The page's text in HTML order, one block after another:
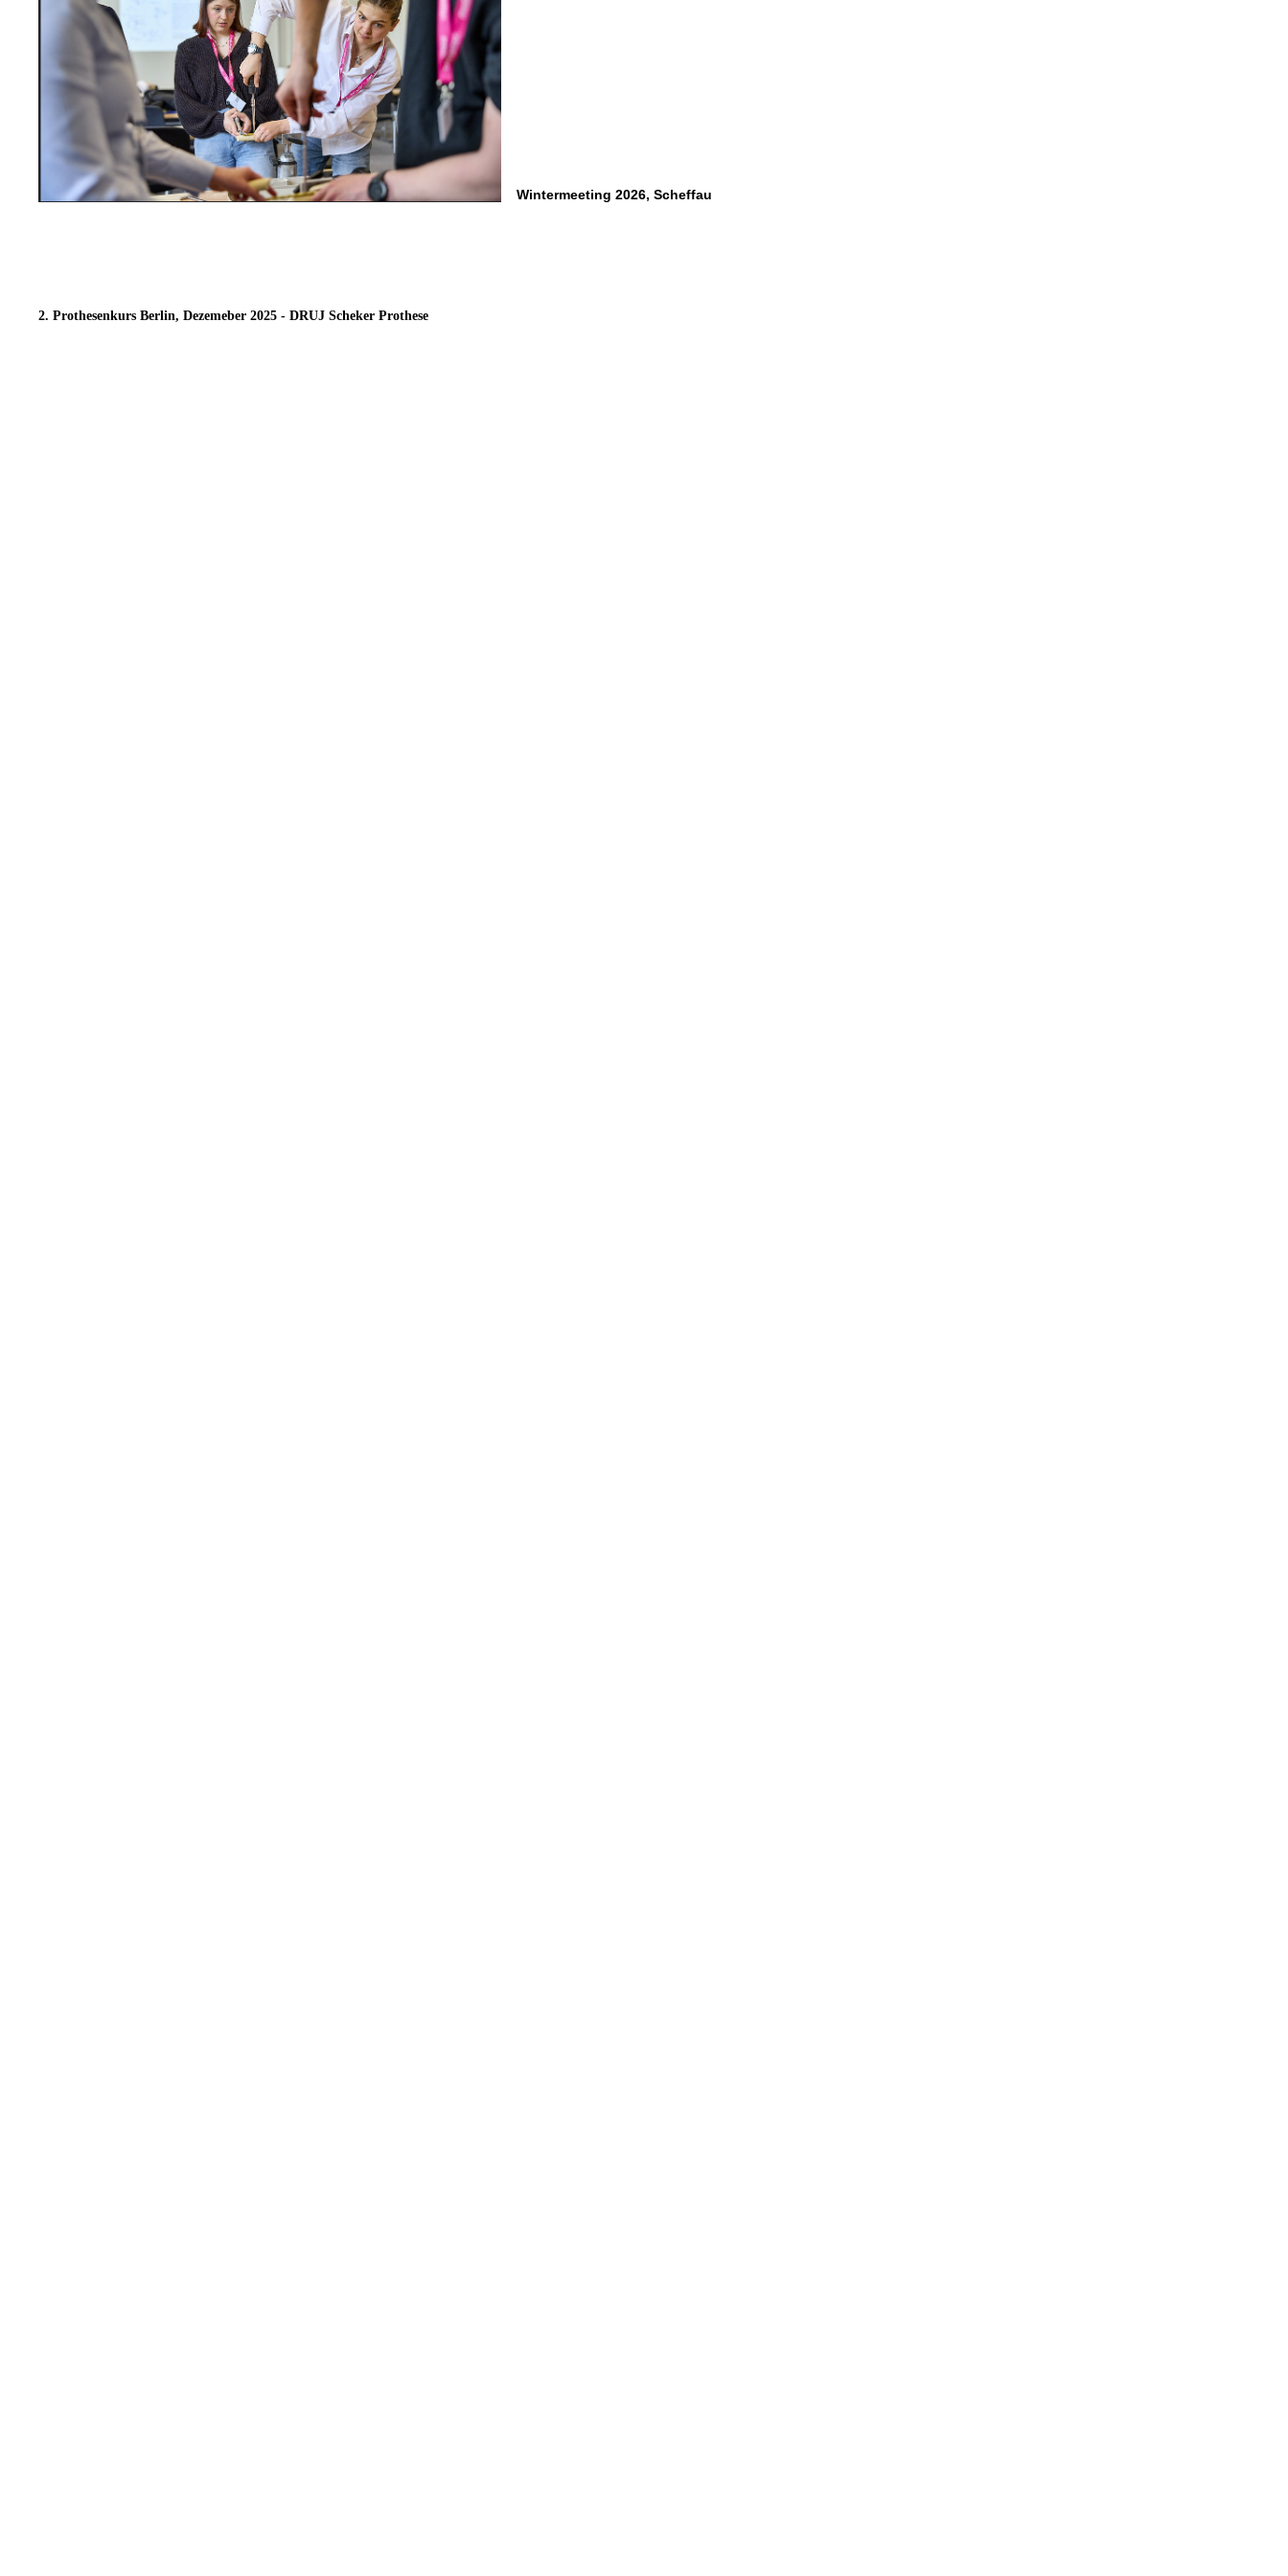
Wintermeeting 2026, Scheffau
2. Prothesenkurs Berlin, Dezemeber 2025 - DRUJ Scheker Prothese